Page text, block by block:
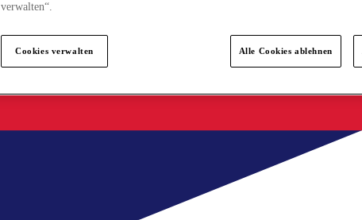
verwalten“.
Cookies verwalten Alle Cookies ablehnen